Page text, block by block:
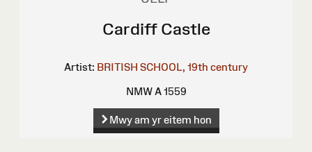
Cardiff Castle
Artist: BRITISH SCHOOL, 19th century
NMW A 1559
Mwy am yr eitem hon